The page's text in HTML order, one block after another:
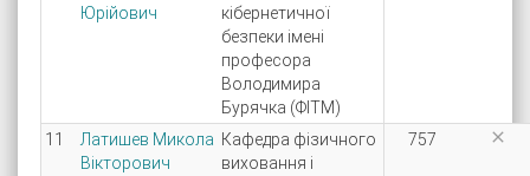
Юрійович
кібернетичної
безпеки імені
професора
Володимира
Бурячка (ФІТМ)
11
Латишев Микола
Вікторович
Кафедра фізичного
виховання і
757 